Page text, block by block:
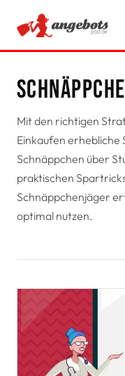
SCHNÄPPCHEN
SPARTIPPS
Mit den richtigen
Einkaufen erhebliche
Schnäppchen über
praktischen
Schnäppchenjäger
optimal nutzen.